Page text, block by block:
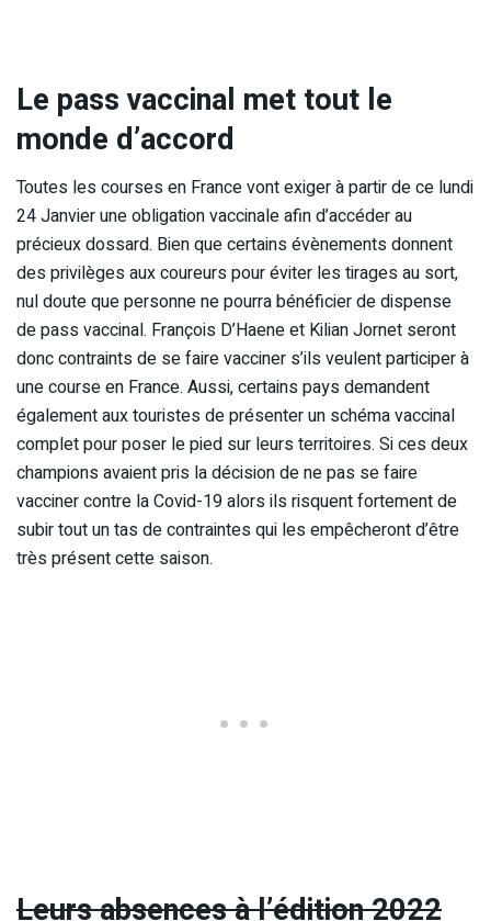
Le pass vaccinal met tout le
monde d’accord
Toutes les courses en France vont exiger à partir de ce lundi
24 Janvier une obligation vaccinale afin d’accéder au
précieux dossard. Bien que certains évènements donnent
des privilèges aux coureurs pour éviter les tirages au sort,
nul doute que personne ne pourra bénéficier de dispense
de pass vaccinal. François D’Haene et Kilian Jornet seront
donc contraints de se faire vacciner s’ils veulent participer à
une course en France. Aussi, certains pays demandent
également aux touristes de présenter un schéma vaccinal
complet pour poser le pied sur leurs territoires. Si ces deux
champions avaient pris la décision de ne pas se faire
vacciner contre la Covid-19 alors ils risquent fortement de
subir tout un tas de contraintes qui les empêcheront d’être
très présent cette saison.
Leurs absences à l’édition 2022